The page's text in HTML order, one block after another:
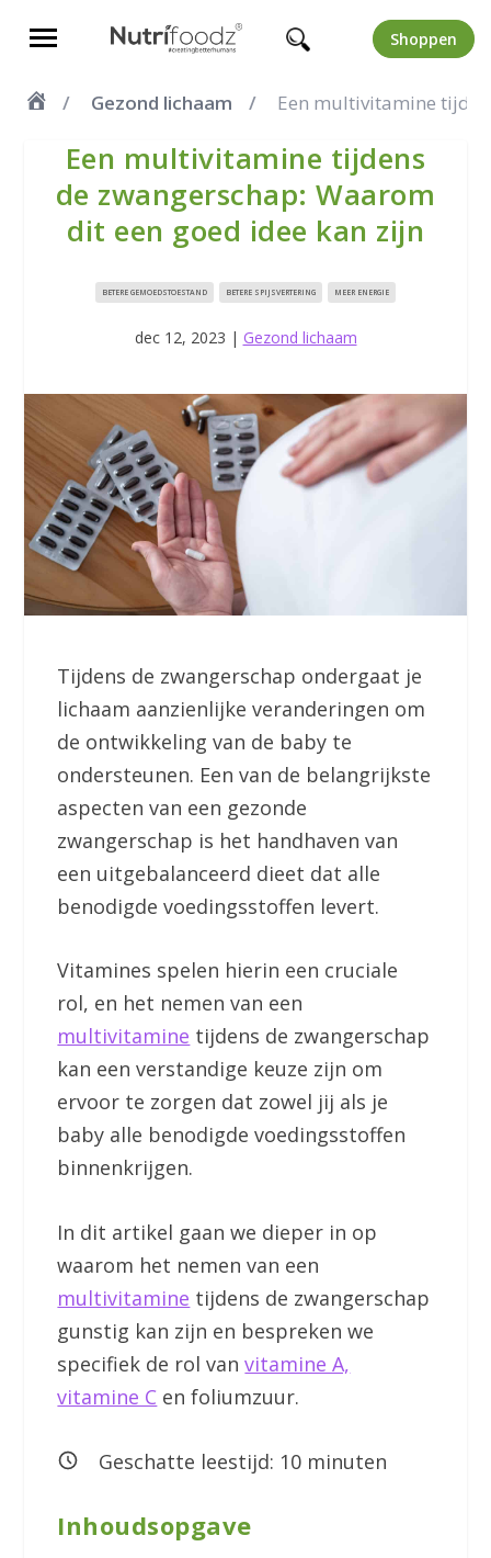
Shoppen
Gezond lichaam Een multivitamine
Een multivitamine tijdens
de zwangerschap: Waarom
dit een goed idee kan zijn
BETERE GEMOEDSTOESTAND BETERE SPIJSVERTERING MEER ENERGIE
dec 12, 2023 | Gezond lichaam
Tijdens de zwangerschap ondergaat je
lichaam aanzienlijke veranderingen om
de ontwikkeling van de baby te
ondersteunen. Een van de belangrijkste
aspecten van een gezonde
zwangerschap is het handhaven van
een uitgebalanceerd dieet dat alle
benodigde voedingsstoffen levert.
Vitamines spelen hierin een cruciale
rol, en het nemen van een
multivitamine tijdens de zwangerschap
kan een verstandige keuze zijn om
ervoor te zorgen dat zowel jij als je
baby alle benodigde voedingsstoffen
binnenkrijgen.
In dit artikel gaan we dieper in op
waarom het nemen van een
multivitamine tijdens de zwangerschap
gunstig kan zijn en bespreken we
specifiek de rol vanvitamine A,
vitamine C en foliumzuur.
Geschatte leestijd: 10 minuten
Inhoudsopgave